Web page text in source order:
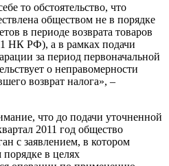
то обстоятельство, что
обществом не в порядке
в периоде возврата товаров
НК РФ), а в рамках подачи
за период первоначальной
о неправомерности
возврат налога», –
что до подачи уточненной
2011 год общество
с заявлением, в котором
порядке в целях